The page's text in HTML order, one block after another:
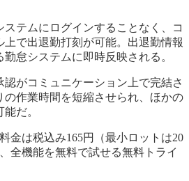
ステムにログインすることなく、コ
上で出退勤打刻が可能。出退勤情報
怠システムに即時反映される。
がコミュニケーション上で完結さ
の作業時間を短縮させられ、ほかの
だ。
金は税込み165円（最小ロットは20
全機能を無料で試せる無料トライ